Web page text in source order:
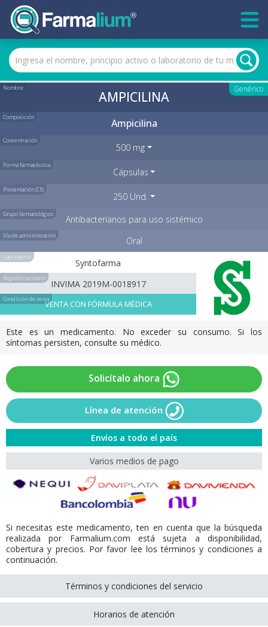
Nombre Genérico
AMPICILINA
Composición Ampicilina
Concentración
500 mg
Forma farmacéutica
Cápsulas
Presentación (C5)
250 Und.
Grupo farmacológico Antibacterianos para uso sistémico
Vía de administración Oral
Laboratorio
Syntofarma
Registro sanitario
INVIMA 2019M-0018917
Condición de ventaVENTA CON FÓRMULA MÉDICA
Este es un medicamento. No exceder su consumo. Si los
síntomas persisten, consulte su médico.
Solicítalo ahora
Línea de atención
Envíos a todo el país
Varios medios de pago
Si necesitas este medicamento, ten en cuenta que la búsqueda
realizada por Farmalium.com está sujeta a disponibilidad,
cobertura y precios. Por favor lee los términos y condiciones a
continuación.
Términos y condiciones del servicio
Horarios de atención